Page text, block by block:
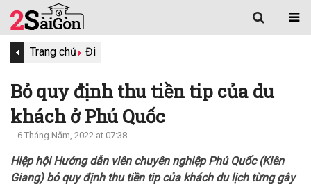
Trang chủ Đi
Bỏ quy định thu tiền tip của du
khách ở Phú Quốc
6 Tháng Năm, 2022 at 07:38
Hiệp hội Hướng dẫn viên chuyên nghiệp Phú Quốc (Kiên
Giang) bỏ quy định thu tiền tip của khách du lịch từng gây